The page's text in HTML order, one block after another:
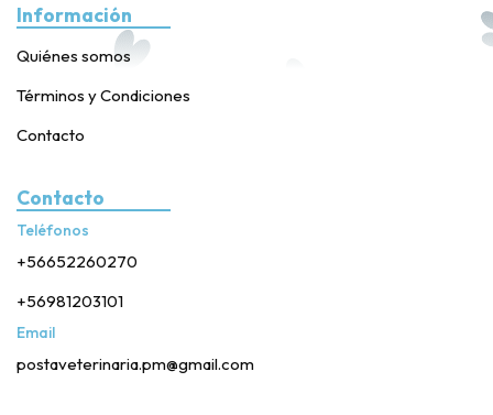
Información
Quiénes somos
Términos y Condiciones
Contacto
Contacto
Teléfonos
+56652260270
+56981203101
Email
postaveterinaria.pm@gmail.com